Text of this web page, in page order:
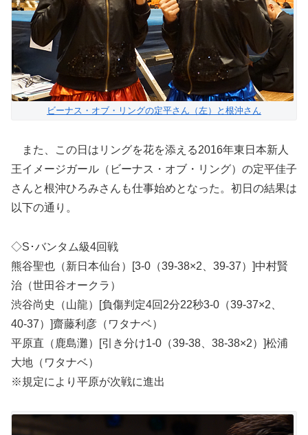
ビーナス・オブ・リングの定平さん（左）と根沖さん
また、この日はリングを花を添える2016年東日本新人
王イメージガール（ビーナス・オブ・リング）の定平佳子
さんと根沖ひろみさんも仕事始めとなった。初日の結果は
以下の通り。
◇S･バンタム級4回戦
熊谷聖也（新日本仙台）[3-0（39-38×2、39-37）]中村賢
治（世田谷オークラ）
渋谷尚史（山龍）[負傷判定4回2分22秒3-0（39-37×2、
40-37）]齋藤利彦（ワタナベ）
平原直（鹿島灘）[引き分け1-0（39-38、38-38×2）]松浦
大地（ワタナベ）
※規定により平原が次戦に進出